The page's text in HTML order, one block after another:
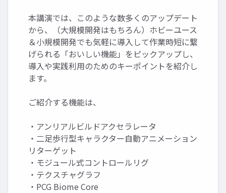
本講演では、このような数多くのアップデート
から、（大規模開発はもちろん）ホビーユース
＆小規模開発でも気軽に導入して作業時短に繋
げられる「おいしい機能」をピックアップし、
導入や実践利用のためのキーポイントを紹介し
ます。
ご紹介する機能は、
・アンリアルビルドアクセラレータ
・二足歩行型キャラクター自動アニメーション
リターゲット
・モジュール式コントロールリグ
・テクスチャグラフ
・PCG Biome Core